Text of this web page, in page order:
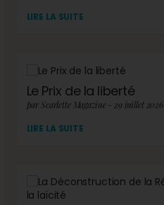
LIRE LA SUITE
Le Prix de la liberté
par Scarlette Magazine - 29 juillet 2026
LIRE LA SUITE